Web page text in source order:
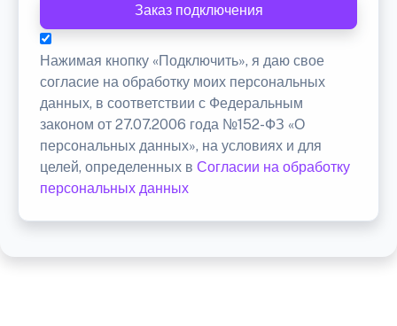
Заказ подключения
Нажимая кнопку «Подключить», я даю свое
согласие на обработку моих персональных
данных, в соответствии с Федеральным
законом от 27.07.2006 года №152-ФЗ «О
персональных данных», на условиях и для
целей, определенных в Согласии на обработку
персональных данных